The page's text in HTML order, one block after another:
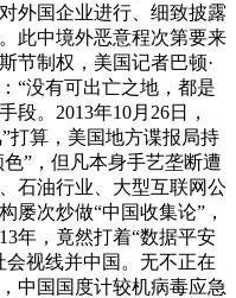
外国企业进行、细致披露
此中境外恶意程次第要来
节制权，美国记者巴顿·
“没有可出亡之地，都是
。2013年10月26日，
打算，美国地方谍报局持
”，但凡本身手艺垄断遭
石油行业、大型互联网公
屡次炒做“中国收集论”，
年，竟然打着“数据平安
视线并中国。无不正在
中国国度计较机病毒应急